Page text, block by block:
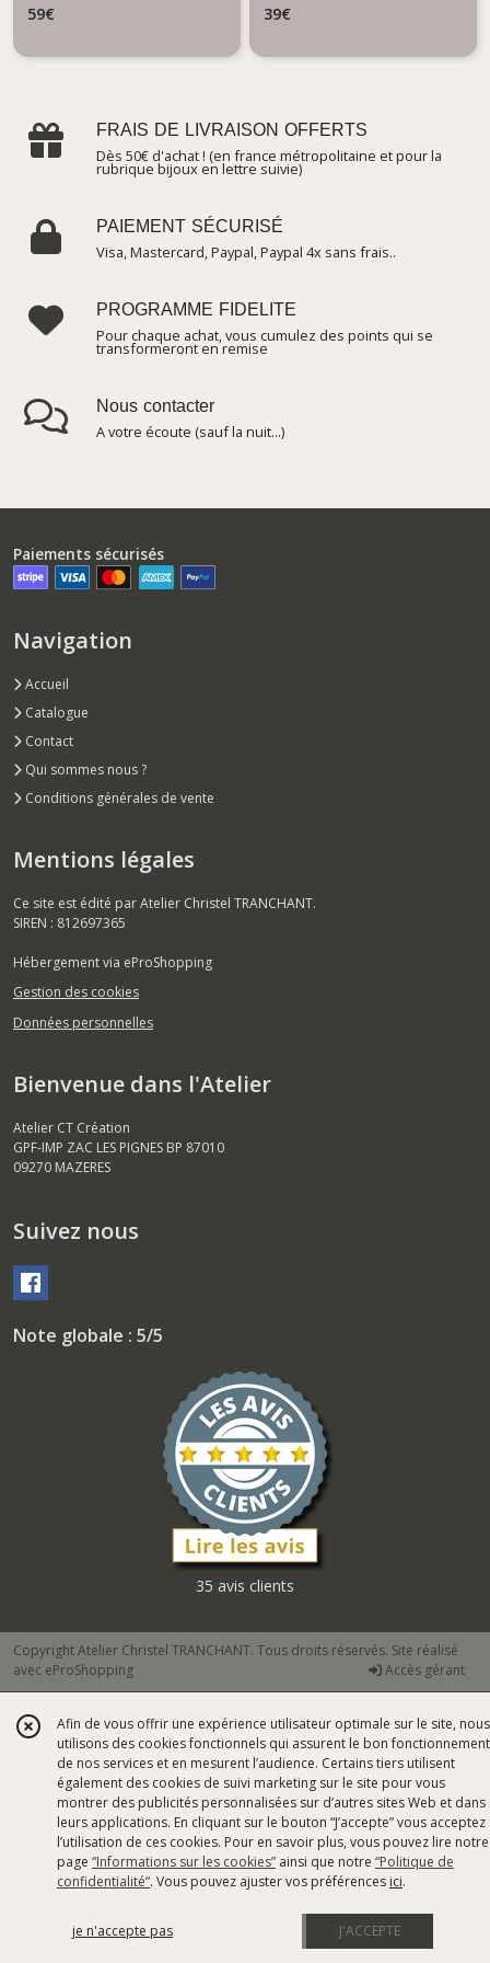
59€ 39€
FRAIS DE LIVRAISON OFFERTS
Dès 50€ d'achat ! (en france métropolitaine et pour la
rubrique bijoux en lettre suivie)
PAIEMENT SÉCURISÉ
Visa, Mastercard, Paypal, Paypal 4x sans frais..
PROGRAMME FIDELITE
Pour chaque achat, vous cumulez des points qui se
transformeront en remise
Nous contacter
A votre écoute (sauf la nuit...)
Paiements sécurisés
Navigation
Accueil
Catalogue
Contact
Qui sommes nous ?
Conditions générales de vente
Mentions légales
Ce site est édité par Atelier Christel TRANCHANT.
SIREN : 812697365
Hébergement via eProShopping
Gestion des cookies
Données personnelles
Bienvenue dans l'Atelier
Atelier CT Création
GPF-IMP ZAC LES PIGNES BP 87010
09270 MAZERES
Suivez nous
Note globale : 5/5
35 avis clients
Copyright Atelier Christel TRANCHANT. Tous droits réservés. Site réalisé
avec eProShopping Accès gérant
Afin de vous offrir une expérience utilisateur optimale sur le site, nous
utilisons des cookies fonctionnels qui assurent le bon fonctionnement
de nos services et en mesurent l’audience. Certains tiers utilisent
également des cookies de suivi marketing sur le site pour vous
montrer des publicités personnalisées sur d’autres sites Web et dans
leurs applications. En cliquant sur le bouton “J’accepte” vous acceptez
l’utilisation de ces cookies. Pour en savoir plus, vous pouvez lire notre
page “Informations sur les cookies” ainsi que notre “Politique de
confidentialité“. Vous pouvez ajuster vos préférences ici.
je n'accepte pas J'ACCEPTE